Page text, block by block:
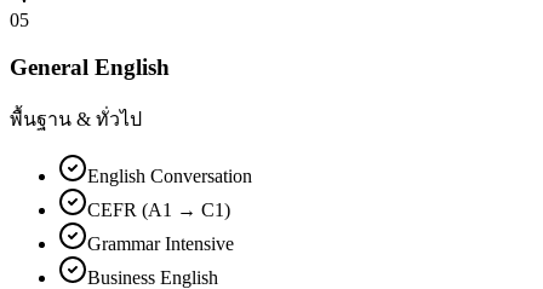
05
General English
พื้นฐาน & ทั่วไป
English Conversation
CEFR (A1 → C1)
Grammar Intensive
Business English